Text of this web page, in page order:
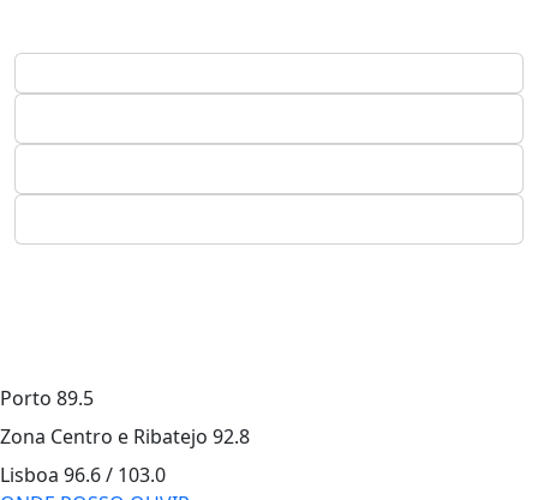
Porto 89.5
Zona Centro e Ribatejo 92.8
Lisboa 96.6 / 103.0